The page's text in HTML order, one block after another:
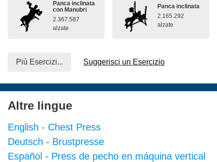
Panca inclinata
con Manubri
2.367.587
alzate
Panca inclinata
2.165.292
alzate
Più Esercizi... Suggerisci un Esercizio
Altre lingue
English - Chest Press
Deutsch - Brustpresse
Español - Press de pecho en máquina vertical